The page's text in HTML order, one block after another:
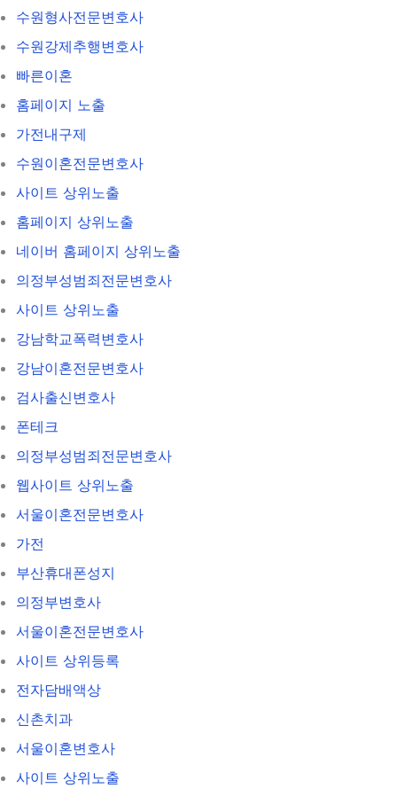
수원형사전문변호사
수원강제추행변호사
빠른이혼
홈페이지 노출
가전내구제
수원이혼전문변호사
사이트 상위노출
홈페이지 상위노출
네이버 홈페이지 상위노출
의정부성범죄전문변호사
사이트 상위노출
강남학교폭력변호사
강남이혼전문변호사
검사출신변호사
폰테크
의정부성범죄전문변호사
웹사이트 상위노출
서울이혼전문변호사
가전
부산휴대폰성지
의정부변호사
서울이혼전문변호사
사이트 상위등록
전자담배액상
신촌치과
서울이혼변호사
사이트 상위노출